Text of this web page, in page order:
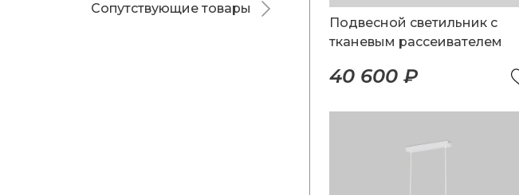
Сопутствующие товары
Подвесной светильник с
тканевым рассеивателем
40 600 ₽